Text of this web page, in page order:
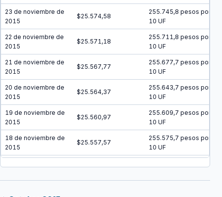
23 de noviembre de
2015
$25.574,58
255.745,8 pesos por
10 UF
22 de noviembre de
2015
$25.571,18
255.711,8 pesos por
10 UF
21 de noviembre de
2015
$25.567,77
255.677,7 pesos por
10 UF
20 de noviembre de
2015
$25.564,37
255.643,7 pesos por
10 UF
19 de noviembre de
2015
$25.560,97
255.609,7 pesos por
10 UF
18 de noviembre de
2015
$25.557,57
255.575,7 pesos por
10 UF
$25.554,17